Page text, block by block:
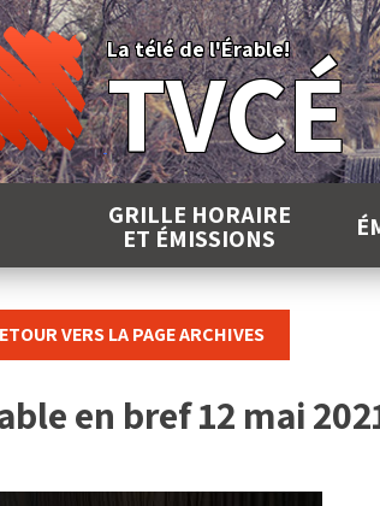
La télé de l'Érable!
TVCÉ
GRILLE HORAIRE
ET ÉMISSIONS
VERS LA PAGE ARCHIVES
en bref 12 mai